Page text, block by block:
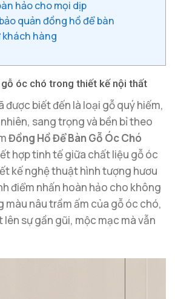
hảo cho mọi dịp
quản đồng hồ để bàn
hàng
óc chó trong thiết kế nội thất
được biết đến là loại gỗ quý hiếm,
sang trọng và bền bỉ theo
Đồng Hồ Để Bàn Gỗ Óc Chó
hợp tinh tế giữa chất liệu gỗ óc
kế nghệ thuật hình tượng hươu
điểm nhấn hoàn hảo cho không
màu nâu trầm ấm của gỗ óc chó,
sự gần gũi, mộc mạc mà vẫn